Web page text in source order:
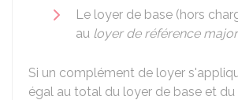
Le loyer de base (hors
au loyer de référence
Si un complément de loyer
égal au total du loyer de base et